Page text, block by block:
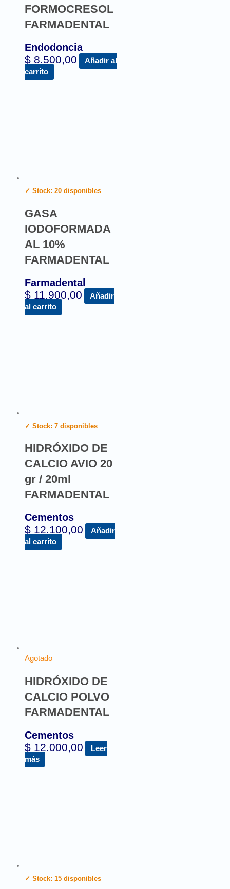
FORMOCRESOL
FARMADENTAL
Endodoncia
$ 8.500,00
Añadir al
carrito
✓ Stock: 20 disponibles
GASA
IODOFORMADA
AL 10%
FARMADENTAL
Farmadental
$ 11.900,00
Añadir
al carrito
✓ Stock: 7 disponibles
HIDRÓXIDO DE
CALCIO AVIO 20
gr / 20ml
FARMADENTAL
Cementos
$ 12.100,00
Añadir
al carrito
Agotado
HIDRÓXIDO DE
CALCIO POLVO
FARMADENTAL
Cementos
$ 12.000,00
Leer
más
✓ Stock: 15 disponibles